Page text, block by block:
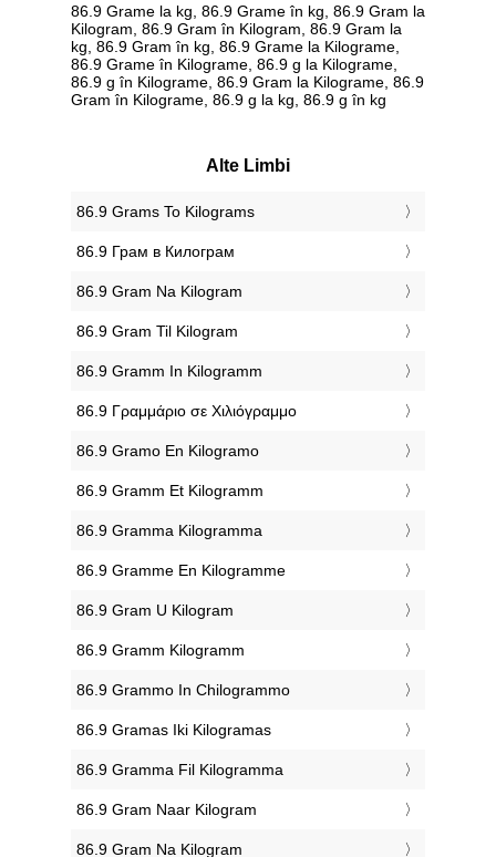
86.9 Grame la kg, 86.9 Grame în kg, 86.9 Gram la
Kilogram, 86.9 Gram în Kilogram, 86.9 Gram la
kg, 86.9 Gram în kg, 86.9 Grame la Kilograme,
86.9 Grame în Kilograme, 86.9 g la Kilograme,
86.9 g în Kilograme, 86.9 Gram la Kilograme, 86.9
Gram în Kilograme, 86.9 g la kg, 86.9 g în kg
Alte Limbi
‎86.9 Grams To Kilograms
‎86.9 Грам в Килограм
‎86.9 Gram Na Kilogram
‎86.9 Gram Til Kilogram
‎86.9 Gramm In Kilogramm
‎86.9 Γραμμάριο σε Χιλιόγραμμο
‎86.9 Gramo En Kilogramo
‎86.9 Gramm Et Kilogramm
‎86.9 Gramma Kilogramma
‎86.9 Gramme En Kilogramme
‎86.9 Gram U Kilogram
‎86.9 Gramm Kilogramm
‎86.9 Grammo In Chilogrammo
‎86.9 Gramas Iki Kilogramas
‎86.9 Gramma Fil Kilogramma
‎86.9 Gram Naar Kilogram
‎86.9 Gram Na Kilogram